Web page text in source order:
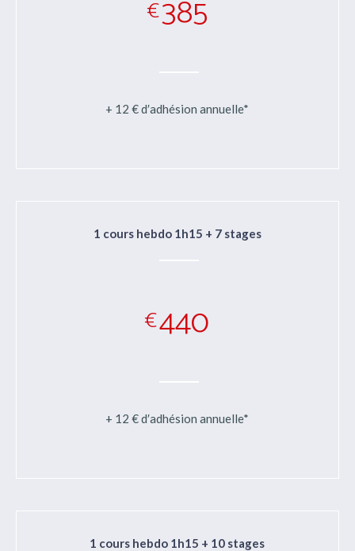
€385
+ 12 € d′adhésion annuelle*
1 cours hebdo 1h15 + 7 stages
€440
+ 12 € d′adhésion annuelle*
1 cours hebdo 1h15 + 10 stages